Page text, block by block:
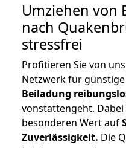
Umziehen von
nach
stressfrei
Profitieren Sie von
Netzwerk für
Beiladung
vonstattengeht.
besonderen Wert auf
Zuverlässigkeit. Die